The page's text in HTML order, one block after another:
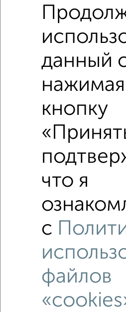
Сравнение средних цен
Средняя цена район
Это предложение
Средняя цена по городу
Похожие предложения
1‑комнатные квартиры недалеко
данный
кнопку
что я
с
файлов